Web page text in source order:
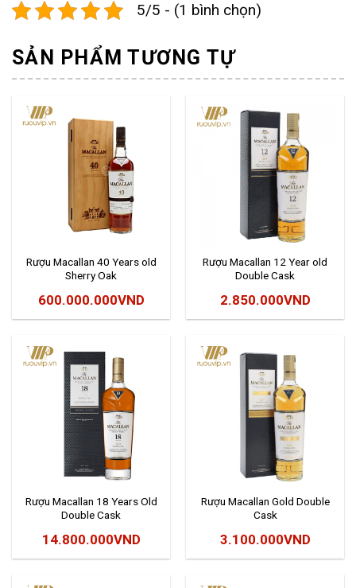
5/5 - (1 bình chọn)
SẢN PHẨM TƯƠNG TỰ
Rượu Macallan 40 Years old
Sherry Oak
600.000.000VND
Rượu Macallan 12 Year old
Double Cask
2.850.000VND
Rượu Macallan 18 Years Old
Double Cask
14.800.000VND
Rượu Macallan Gold Double
Cask
3.100.000VND